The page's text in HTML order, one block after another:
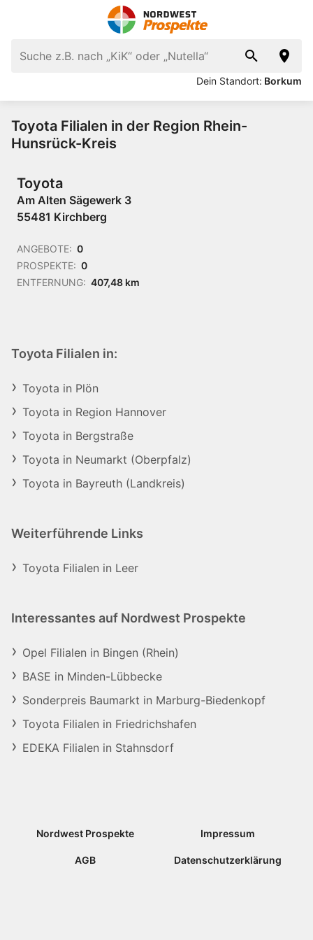
Dein Standort: Borkum
Toyota Filialen in der Region Rhein-
Hunsrück-Kreis
Toyota
Am Alten Sägewerk 3
55481 Kirchberg
ANGEBOTE: 0
PROSPEKTE: 0
ENTFERNUNG: 407,48 km
Toyota Filialen in:
Toyota in Plön
Toyota in Region Hannover
Toyota in Bergstraße
Toyota in Neumarkt (Oberpfalz)
Toyota in Bayreuth (Landkreis)
Weiterführende Links
Toyota Filialen in Leer
Interessantes auf Nordwest Prospekte
Opel Filialen in Bingen (Rhein)
BASE in Minden-Lübbecke
Sonderpreis Baumarkt in Marburg-Biedenkopf
Toyota Filialen in Friedrichshafen
EDEKA Filialen in Stahnsdorf
Nordwest Prospekte Impressum
AGB Datenschutzerklärung